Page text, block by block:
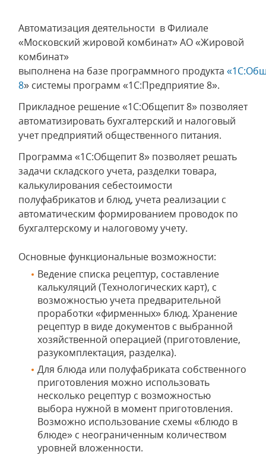
Автоматизация деятельности в Филиале
«Московский жировой комбинат» АО «Жировой
комбинат»
выполнена на базе программного продукта
8» системы программ «1С:Предприятие 8».
Прикладное решение «1C:Общепит 8» позволяет
автоматизировать бухгалтерский и налоговый
учет предприятий общественного питания.
Программа «1C:Общепит 8» позволяет решать
задачи складского учета, разделки товара,
калькулирования себестоимости
полуфабрикатов и блюд, учета реализации с
автоматическим формированием проводок по
бухгалтерскому и налоговому учету.
Основные функциональные возможности:
Ведение списка рецептур, составление
калькуляций (Технологических карт), с
возможностью учета предварительной
проработки «фирменных» блюд. Хранение
рецептур в виде документов с выбранной
хозяйственной операцией (приготовление,
разукомплектация, разделка).
Для блюда или полуфабриката собственного
приготовления можно использовать
несколько рецептур с возможностью
выбора нужной в момент приготовления.
Возможно использование схемы «блюдо в
блюде» с неограниченным количеством
уровней вложенности.